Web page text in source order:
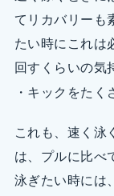
てリカバリーも
たい時にこれは
回すくらいの気
・キックをたく
これも、速く泳
は、プルに比べ
泳ぎたい時には